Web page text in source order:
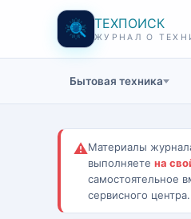
ТЕХПОИСК
ЖУРНАЛ О
Бытовая техника
⚠Материалы
выполняете на
самостоятельное
сервисного центра.